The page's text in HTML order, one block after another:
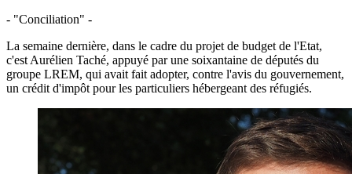
- "Conciliation" -
La semaine dernière, dans le cadre du projet de budget de l'Etat,
c'est Aurélien Taché, appuyé par une soixantaine de députés du
groupe LREM, qui avait fait adopter, contre l'avis du gouvernement,
un crédit d'impôt pour les particuliers hébergeant des réfugiés.